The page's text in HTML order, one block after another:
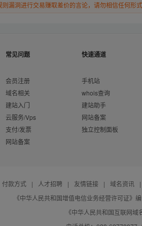
漏洞进行交易赚取差价的言论，请勿相信任何形
常见问题
会员注册
域名相关
建站入门
云服务/Vps
支付/发票
网站备案
快速通道
手机站
whois查询
建站助手
网站备案
独立控制面板
付款方式 | 人才招聘 | 友情链接 | 域名资讯 |
《中华人民共和国增值电信业务经营许可证》
《中华人民共和国互联网